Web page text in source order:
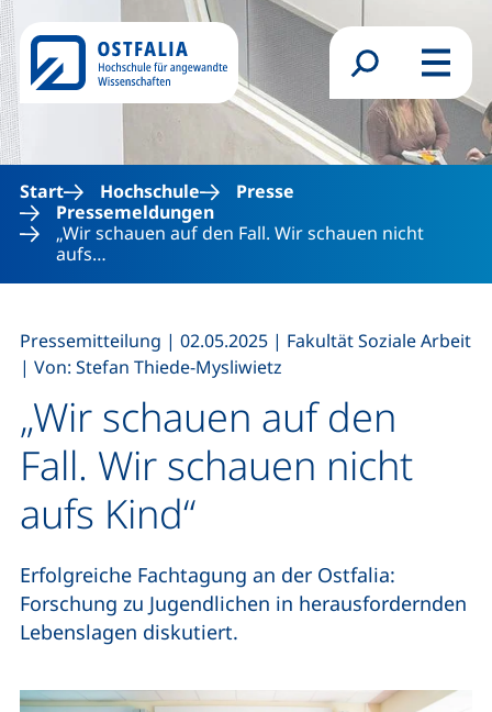
Direkt zum Inhalt
Suchformular
Menü
Start Hochschule
Presse
Pressemeldungen
„Wir schauen auf den Fall. Wir schauen nicht
aufs…
„Wir schauen auf den
Fall. Wir schauen nicht
aufs Kind“
Pressemitteilung | 02.05.2025 | Fakultät Soziale Arbeit
| Von: Stefan Thiede-Mysliwietz
Erfolgreiche Fachtagung an der Ostfalia:
Forschung zu Jugendlichen in herausfordernden
Lebenslagen diskutiert.